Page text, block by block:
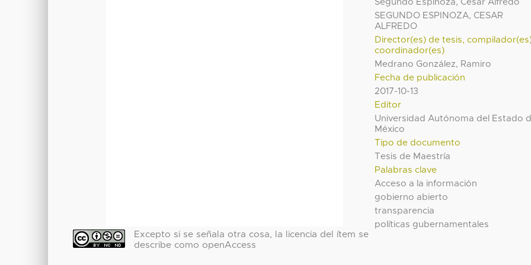
Segundo Espinoza, César Alfredo
SEGUNDO ESPINOZA, CESAR
ALFREDO
Director(es) de tesis,
coordinador(es)
Medrano González, Ramiro
Fecha de publicación
2017-10-13
Editor
Universidad Autónoma del Estado
México
Tipo de documento
Tesis de Maestría
Palabras clave
Acceso a la información
gobierno abierto
transparencia
políticas gubernamentales
Excepto si se señala otra cosa, la licencia del ítem se
describe como openAccess